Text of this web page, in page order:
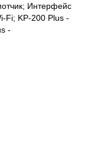
Интерфейс
Fi; KP-200 Plus -
-